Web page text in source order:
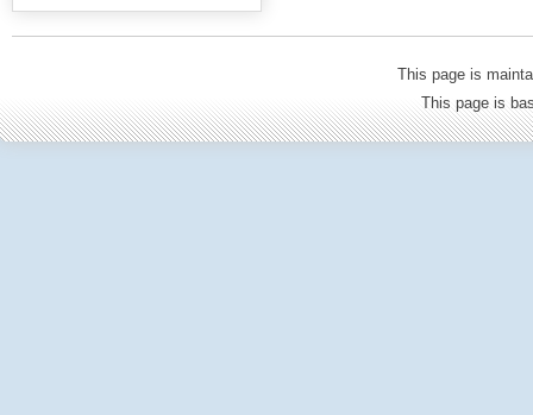
This page is
This page is